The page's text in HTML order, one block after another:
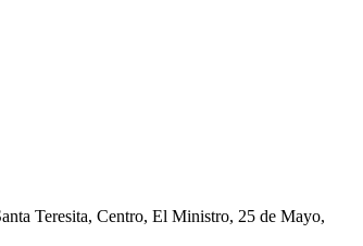
Teresita, Centro, El Ministro, 25 de Mayo,